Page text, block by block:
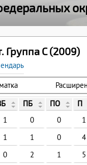
Группа C (2009)
ПБ ПО П
1 0 0 1
1 1 0 4
0 2 1 5